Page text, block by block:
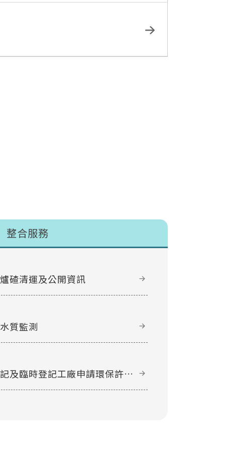
整合服務
碴清運及公開資訊
質監測
及臨時登記工廠申請環保許可